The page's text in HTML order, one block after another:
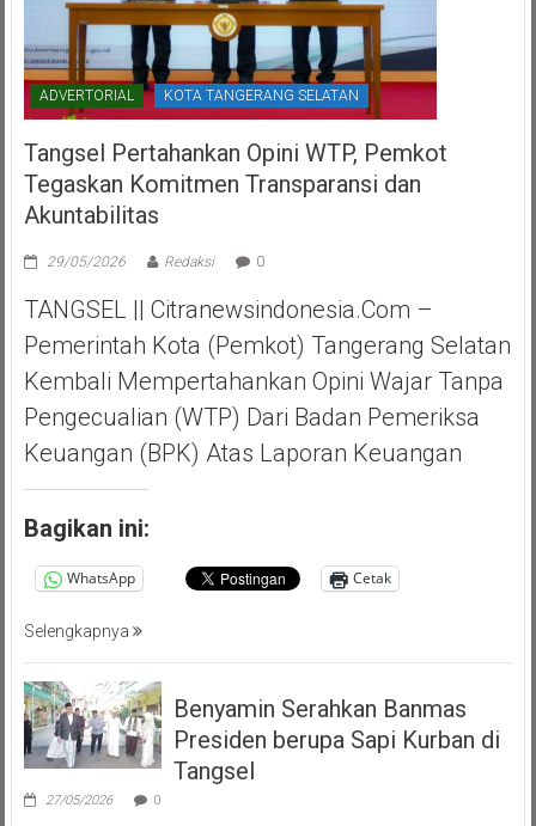
ADVERTORIAL KOTA TANGERANG SELATAN
Tangsel Pertahankan Opini WTP, Pemkot
Tegaskan Komitmen Transparansi dan
Akuntabilitas
29/05/2026 Redaksi 0
TANGSEL || Citranewsindonesia.com –
Pemerintah Kota (Pemkot) Tangerang Selatan
Kembali Mempertahankan Opini Wajar Tanpa
Pengecualian (WTP) Dari Badan Pemeriksa
Keuangan (BPK) Atas Laporan Keuangan
Bagikan ini:
WhatsApp Cetak
Selengkapnya
Benyamin Serahkan Banmas
Presiden berupa Sapi Kurban di
Tangsel
27/05/2026 0